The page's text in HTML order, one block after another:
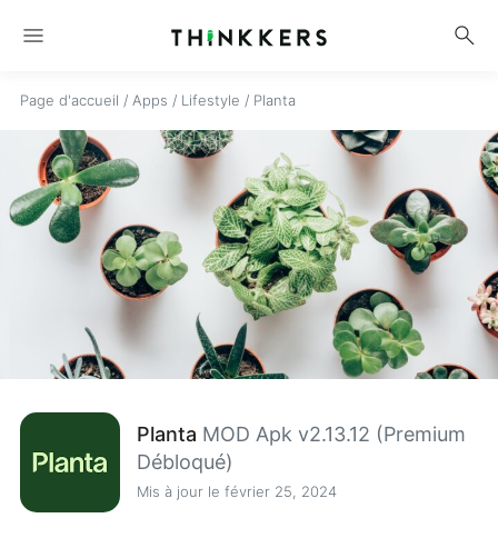
menu search
Page d'accueil / Apps / Lifestyle / Planta
Planta MOD Apk v2.13.12 (Premium
Débloqué)
Mis à jour le février 25, 2024